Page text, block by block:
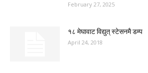
February 27, 2025
१८ मेघावाट विद्युत् स्टेसनमै डम्प
April 24, 2018